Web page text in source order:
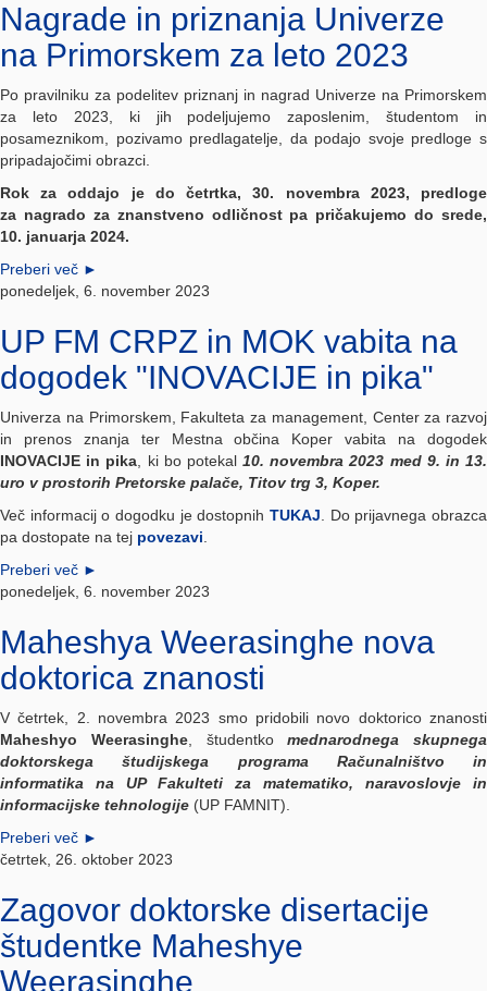
Nagrade in priznanja Univerze
na Primorskem za leto 2023
Po pravilniku za podelitev priznanj in nagrad Univerze na Primorskem
za leto 2023, ki jih podeljujemo zaposlenim, študentom in
posameznikom, pozivamo predlagatelje, da podajo svoje predloge s
pripadajočimi obrazci.
Rok za oddajo je do četrtka, 30. novembra 2023, predloge
za nagrado za znanstveno odličnost pa pričakujemo do srede,
10. januarja 2024.
Preberi več ►
ponedeljek, 6. november 2023
UP FM CRPZ in MOK vabita na
dogodek "INOVACIJE in pika"
Univerza na Primorskem, Fakulteta za management, Center za razvoj
in prenos znanja ter Mestna občina Koper vabita na dogodek
INOVACIJE in pika , ki bo potekal10. novembra 2023 med 9. in 13.
uro v prostorih Pretorske palače, Titov trg 3, Koper.
Več informacij o dogodku je dostopnih TUKAJ . Do prijavnega obrazca
pa dostopate na tej povezavi
Preberi več ►
ponedeljek, 6. november 2023
Maheshya Weerasinghe nova
doktorica znanosti
V četrtek, 2. novembra 2023 smo pridobili novo doktorico znanosti
Maheshyo Weerasinghe, študentkomednarodnega skupnega
doktorskega študijskega programa Računalništvo in
informatika na UP Fakulteti za matematiko, naravoslovje in
informacijske tehnologije (UP FAMNIT).
Preberi več ►
četrtek, 26. oktober 2023
Zagovor doktorske disertacije
študentke Maheshye
Weerasinghe